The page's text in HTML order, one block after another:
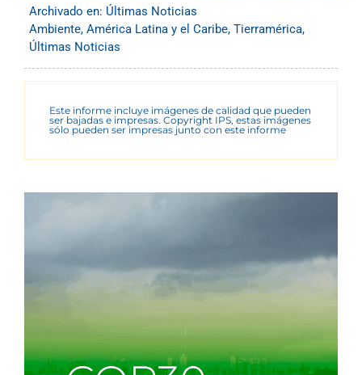
Archivado en: Últimas Noticias
Ambiente, América Latina y el Caribe, Tierramérica,
Últimas Noticias
Este informe incluye imágenes de calidad que pueden
ser bajadas e impresas. Copyright IPS, estas imágenes
sólo pueden ser impresas junto con este informe